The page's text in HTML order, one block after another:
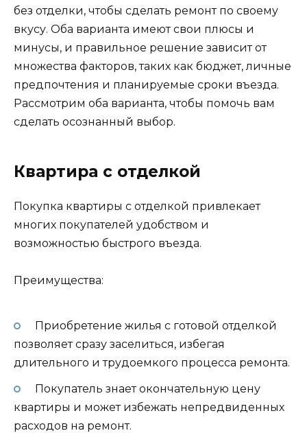
без отделки, чтобы сделать ремонт по своему
вкусу. Оба варианта имеют свои плюсы и
минусы, и правильное решение зависит от
множества факторов, таких как бюджет, личные
предпочтения и планируемые сроки въезда.
Рассмотрим оба варианта, чтобы помочь вам
сделать осознанный выбор.
Квартира с отделкой
Покупка квартиры с отделкой привлекает
многих покупателей удобством и
возможностью быстрого въезда.
Преимущества:
Приобретение жилья с готовой отделкой
позволяет сразу заселиться, избегая
длительного и трудоемкого процесса ремонта.
Покупатель знает окончательную цену
квартиры и может избежать непредвиденных
расходов на ремонт.